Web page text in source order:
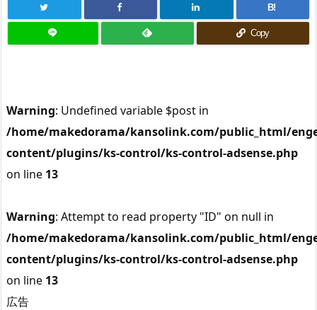
B!
Copy
Warning: Undefined variable $post in
/home/makedorama/kansolink.com/public_html/
content/plugins/ks-control/ks-control-adsense.php
on line 13
Warning: Attempt to read property "ID" on null in
/home/makedorama/kansolink.com/public_html/
content/plugins/ks-control/ks-control-adsense.php
on line 13
広告